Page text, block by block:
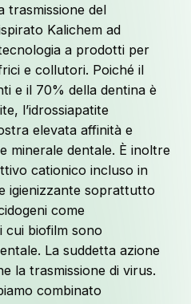
trasmissione del
Kalichem ad
a prodotti per
e collutori. Poiché il
e il 70% della dentina è
l’idrossiapatite
elevata affinità e
minerale dentale. È inoltre
cationico incluso in
igienizzante soprattutto
come
cui biofilm sono
La suddetta azione
la trasmissione di virus.
combinato